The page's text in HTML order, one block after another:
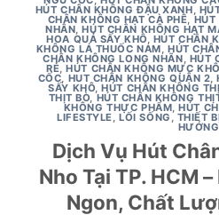
HÚT CHÂN KHÔNG ĐẬU XANH,
CHÂN KHÔNG HẠT CÀ PHÊ, HÚT
NHÂN,HÚT CHÂN KHÔNG HẠT
HOA QUẢ SẤY KHÔ, HÚT CHÂN
KHÔNG LÁ THUỐC NAM, HÚT
CHÂN KHÔNG LONG NHÃN, HÚT
RẺ,HÚT CHÂN KHÔNG MỰC KHÔ
CỐC, HUT CHÂN KHÔNG QUẬN 2,
SẤY KHÔ,HÚT CHÂN KHÔNG
THỊT BÒ, HÚT CHÂN KHÔNG
KHÔNG THỰC PHẨM,HÚT
LIFESTYLE,LỐI SỐNG , THIẾT
HƯỚNG
Dịch Vụ Hút
Nho Tại TP. HCM
Ngon, Chất